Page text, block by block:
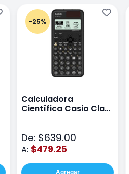
-25%
Calculadora
Científica Casio Class
De: $639.00
A: $479.25